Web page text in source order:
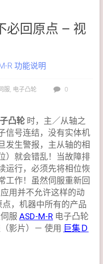
必回原点 – 视
R 功能说明
服, 电子凸轮
0
凸轮 时，主／从轴之
信号连结，没有实体机
发生警报，主从轴的相
）就会错乱！当故障排
运行，必须先将相位恢
工作！虽然伺服重新回
用并不允许这样的动
，机器中所有的产品
服 ASD-M-R电子凸轮
影片）－ 使用 巨集Ｄ